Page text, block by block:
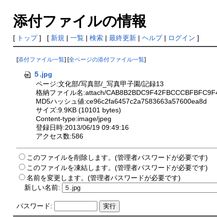
添付ファイルの情報
[ トップ] [ 新規 | 一覧| 検索| 最終更新| ヘルプ| ログイン ]
[添付ファイル一覧] [全ページの添付ファイル一覧]
５.jpg
ページ:文化部/写真部/_写真甲子園/記録13
格納ファイル名:attach/
MD5ハッシュ値:ce96c2fa6457c2a7583663a57600ea8d
サイズ:9.9KB (10101 bytes)
Content-type:image/jpeg
登録日時:2013/06/19 09:49:16
アクセス数:586
このファイルを削除します。(管理者パスワードが必要です)
このファイルを凍結します。(管理者パスワードが必要です)
名前を変更します。(管理者パスワードが必要です)
新しい名前:
パスワード: